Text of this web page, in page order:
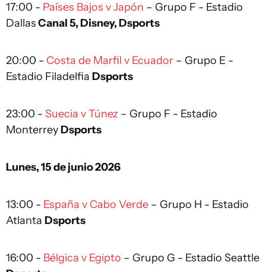
17:00 - Países Bajos v Japón – Grupo F - Estadio
DallasCanal 5, Disney, Dsports
20:00 - Costa de Marfil v Ecuador – Grupo E -
Estadio Filadelfia Dsports
23:00 - Suecia v Túnez – Grupo F - Estadio
Monterrey Dsports
Lunes, 15 de junio 2026
13:00 - España v Cabo Verde – Grupo H - Estadio
Atlanta Dsports
16:00 - Bélgica v Egipto – Grupo G - Estadio Seattle